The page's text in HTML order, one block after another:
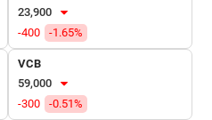
23,900
-400
-1.65%
VCB
59,000
-300
-0.51%